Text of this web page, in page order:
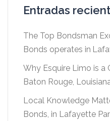
Entradas
The Top Bondsman
Bonds operates in
Why Esquire Limo is a
Baton Rouge,
Local Knowledge
Bonds, in Lafayette